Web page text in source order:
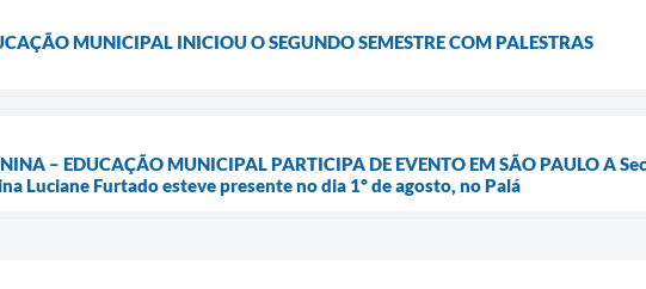
MUNICIPAL INICIOU O SEGUNDO SEMESTRE COM PALESTRAS
– EDUCAÇÃO MUNICIPAL PARTICIPA DE EVENTO EM SÃO PAULO A
Luciane Furtado esteve presente no dia 1º de agosto, no Palá